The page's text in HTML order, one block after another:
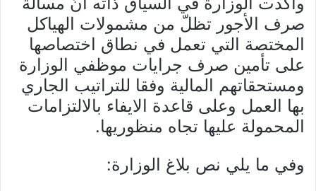
صرف الأجور تظلّ من مشمولات الهياكل
المختصة التي تعمل في نطاق اختصاصها
على تأمين صرف جرايات موظفي الوزارة
ومستحقاتهم المالية وفقا للتراتيب الجاري
بها العمل وعلى قاعدة الايفاء بالالتزامات
المحمولة عليها تجاه منظوريها.
وفي ما يلي نص بلاغ الوزارة: